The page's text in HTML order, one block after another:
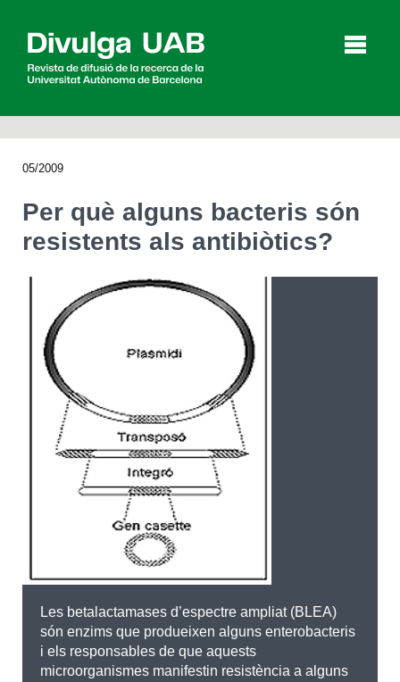
English
05/2009
Per què alguns bacteris són
resistents als antibiòtics?
Les betalactamases d’espectre ampliat (BLEA)
són enzims que produeixen alguns enterobacteris
i els responsables de que aquests
microorganismes manifestin resistència a alguns